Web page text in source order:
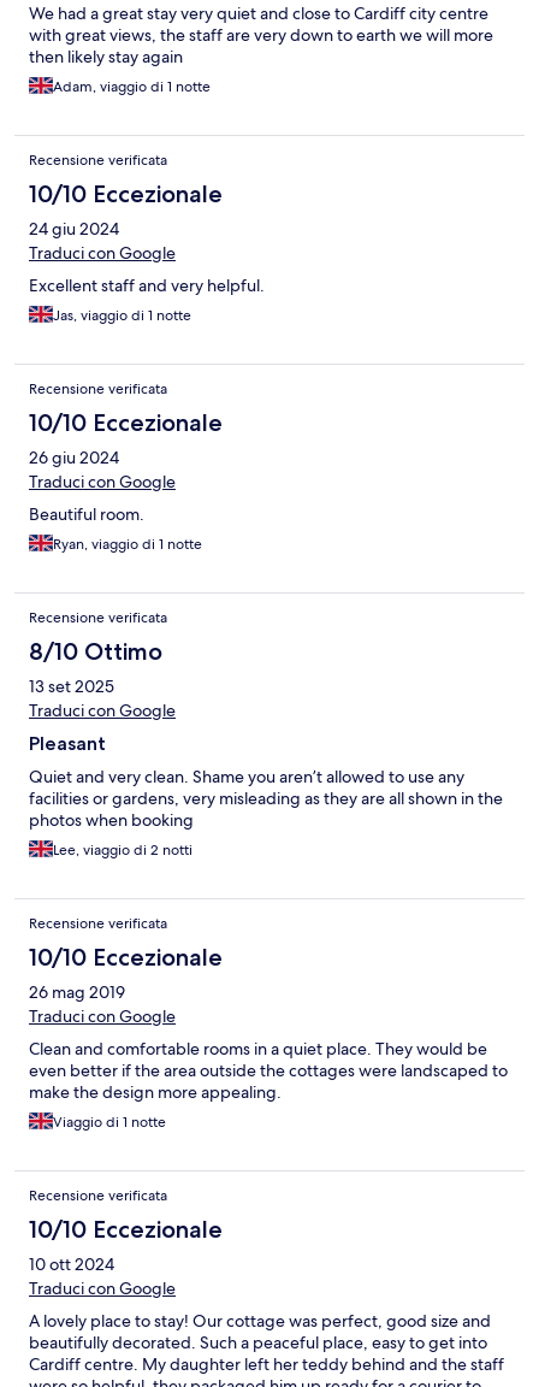
We had a great stay very quiet and close to Cardiff city centre
with great views, the staff are very down to earth we will more
then likely stay again
Adam, viaggio di 1 notte
Recensione verificata
10/10 Eccezionale
24 giu 2024
Traduci con Google
Excellent staff and very helpful.
Jas, viaggio di 1 notte
Recensione verificata
10/10 Eccezionale
26 giu 2024
Traduci con Google
Beautiful room.
Ryan, viaggio di 1 notte
Recensione verificata
8/10 Ottimo
13 set 2025
Traduci con Google
Pleasant
Quiet and very clean. Shame you aren’t allowed to use any
facilities or gardens, very misleading as they are all shown in the
photos when booking
Lee, viaggio di 2 notti
Recensione verificata
10/10 Eccezionale
26 mag 2019
Traduci con Google
Clean and comfortable rooms in a quiet place. They would be
even better if the area outside the cottages were landscaped to
make the design more appealing.
Viaggio di 1 notte
Recensione verificata
10/10 Eccezionale
10 ott 2024
Traduci con Google
A lovely place to stay! Our cottage was perfect, good size and
beautifully decorated. Such a peaceful place, easy to get into
Cardiff centre. My daughter left her teddy behind and the staff